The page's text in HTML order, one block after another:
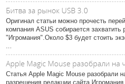
Битва за рынок USB 3.0
Оригинал статьи можно прочесть
компания ASUS собирается
"Игромания".Около $3 будет стоить
...
Apple Magic Mouse разобрали на
Статья Apple Magic Mouse разобрали
разрешения редакции сайта